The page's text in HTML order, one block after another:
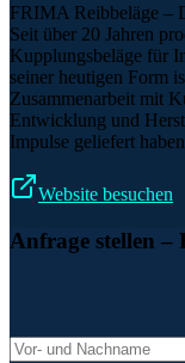
FRIMA Reibbeläge –
Seit über 20 Jahren
Kupplungsbeläge für
seiner heutigen Form
Zusammenarbeit mit
Entwicklung und
Impulse geliefert
Website besuchen
Anfrage stellen –